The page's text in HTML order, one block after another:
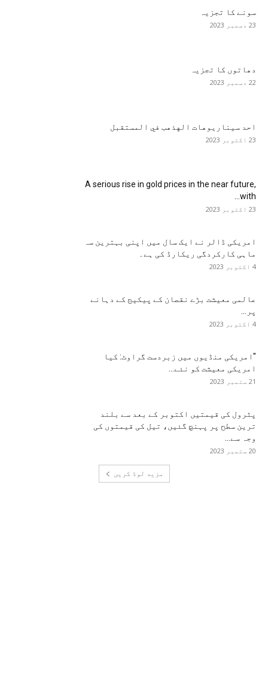
سونے کا تجزیہ
23 دسمبر 2023
دھاتوں کا تجزیہ
22 دسمبر 2023
احد سيناريوهات الهذهب في المستقبل
23 اکتوبر 2023
A serious rise in gold prices in the near future,
with...
23 اکتوبر 2023
امریکی ڈالر نے ایک سال میں اپنی بہترین سہ
ماہی کارکردگی ریکارڈ کی ہے۔
4 اکتوبر 2023
عالمی معیشت بڑے نقصان کے پیکیج کے دہانے
پر...
4 اکتوبر 2023
"امریکی منڈیوں میں زبردست گراوٹ: کیا
امریکی معیشت کو نئے...
21 ستمبر 2023
پٹرول کی قیمتیں اکتوبر کے بعد سے بلند
ترین سطح پر پہنچ گئیں، تیل کی قیمتوں کی
وجہ سے...
20 ستمبر 2023
مزید لوڈ کریں